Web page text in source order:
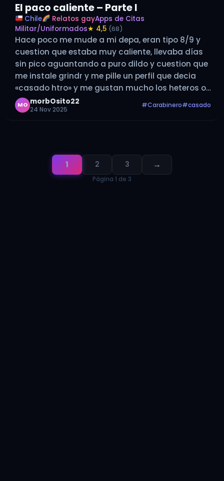
El paco caliente – Parte I
Chile Relatos gayApps de Citas
Militar/Uniformados★ 4,5 (68)
Hace poco me mude a mi depa, eran tipo 8/9 y
cuestion que estaba muy caliente, llevaba días
sin pico aguantando a puro dildo y cuestion que
me instale grindr y me pille un perfil que decia
«casado htro» y me gustan mucho los heteros o
casados
y le…
MO morbOsito22
24 Nov 2025
#Carabinero#casado
1 2 3 →
Página 1 de 3